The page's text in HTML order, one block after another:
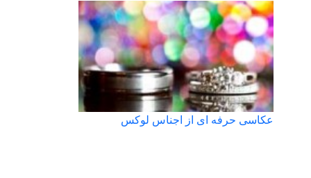
عکاسی حرفه ای از اجناس لوکس